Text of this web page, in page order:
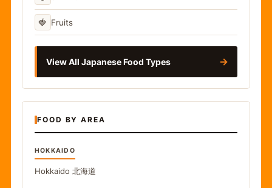
🍓 Fruits
View All Japanese Food Types →
FOOD BY AREA
HOKKAIDO
Hokkaido 北海道